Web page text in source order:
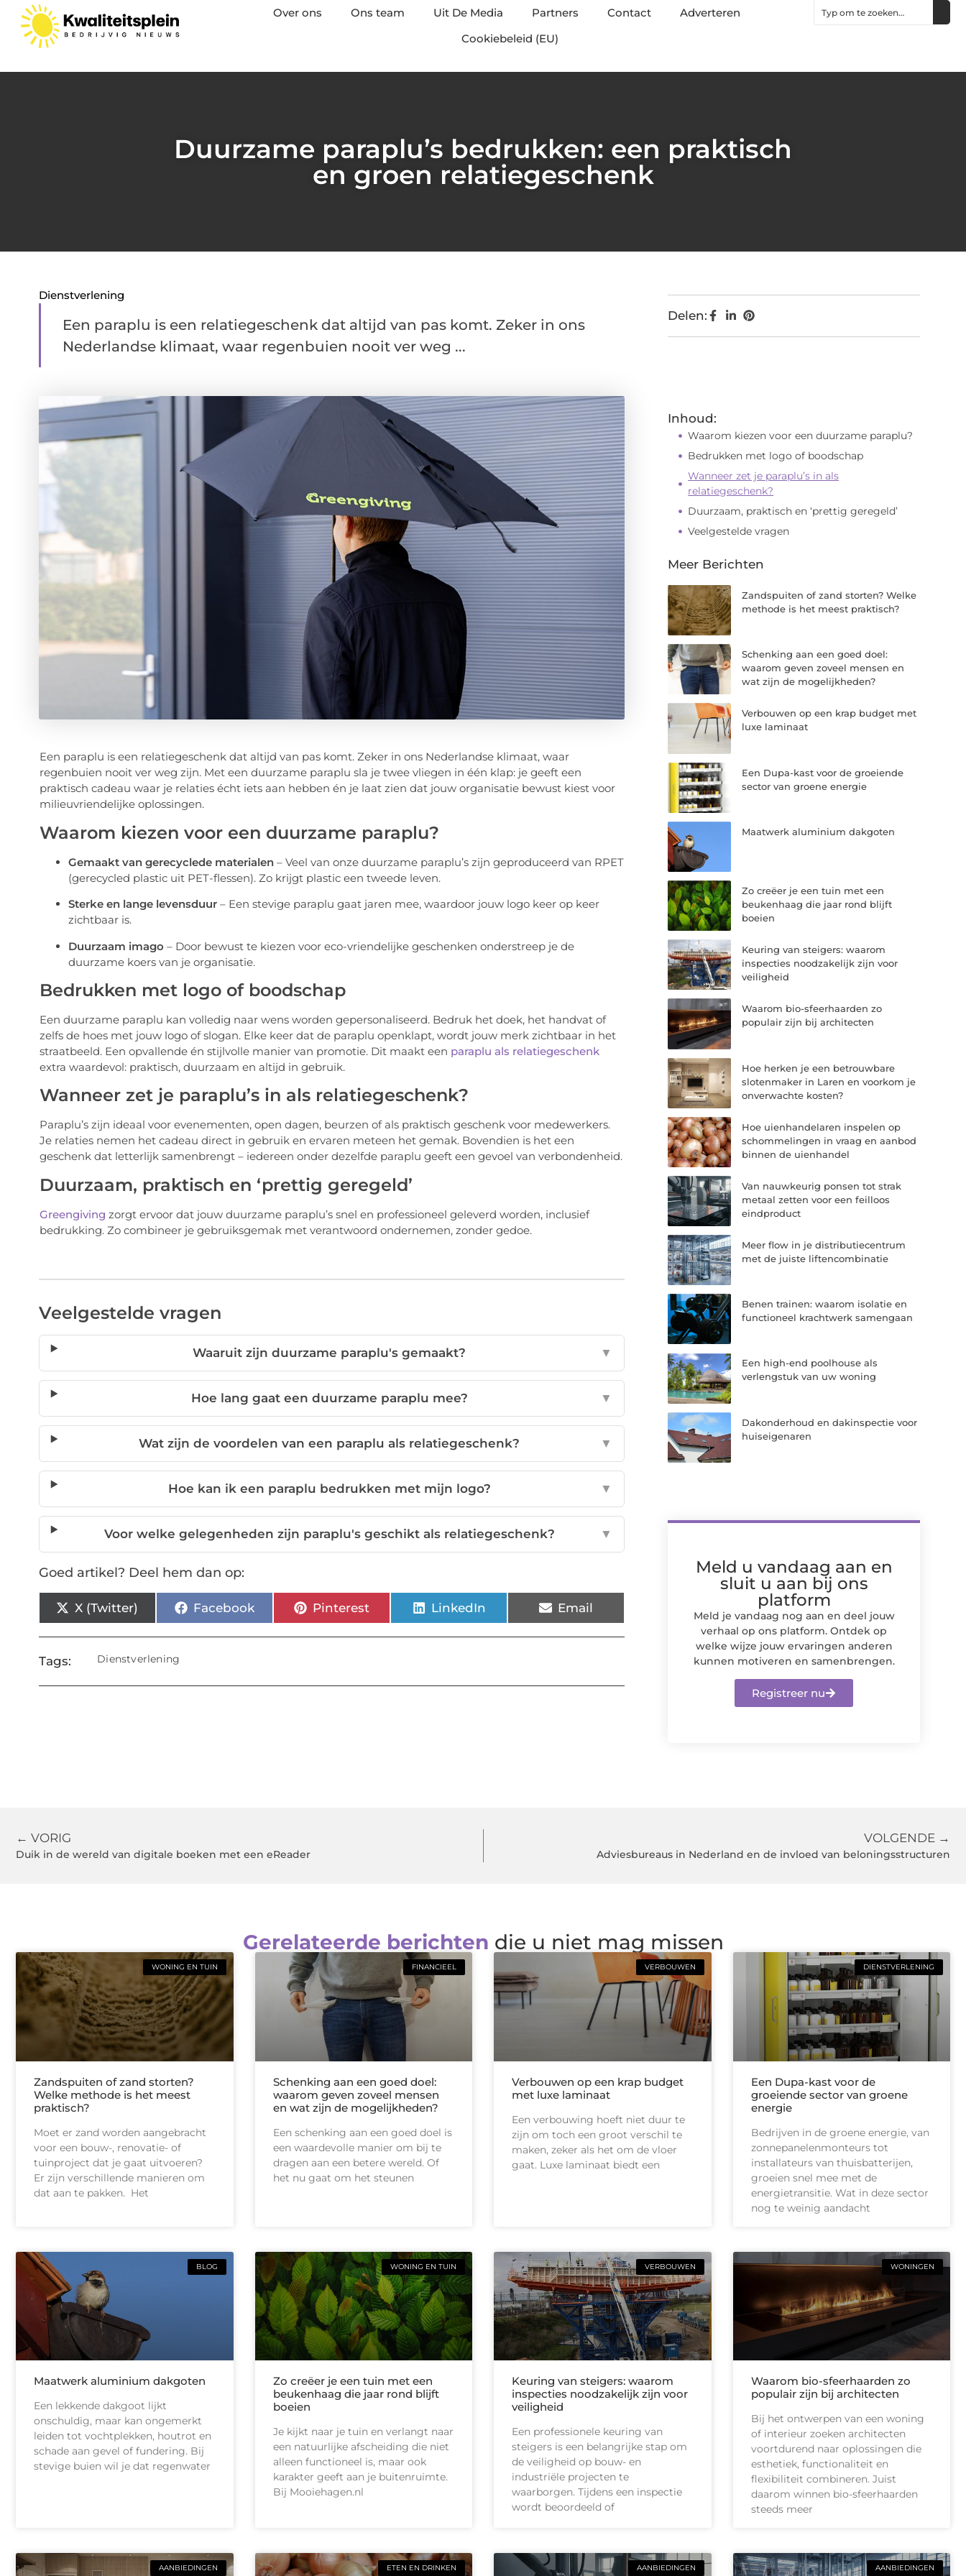
Over ons Ons team Uit De Media Partners Contact
Adverteren
Cookiebeleid (EU)
Duurzame paraplu’s bedrukken: een praktisch
en groen relatiegeschenk
Dienstverlening
Een paraplu is een relatiegeschenk dat altijd van pas komt. Zeker in ons
Nederlandse klimaat, waar regenbuien nooit ver weg ...
Een paraplu is een relatiegeschenk dat altijd van pas komt. Zeker in ons Nederlandse klimaat, waar
regenbuien nooit ver weg zijn. Met een duurzame paraplu sla je twee vliegen in één klap: je geeft een
praktisch cadeau waar je relaties écht iets aan hebben én je laat zien dat jouw organisatie bewust kiest voor
milieuvriendelijke oplossingen.
Waarom kiezen voor een duurzame paraplu?
Gemaakt van gerecyclede materialen– Veel van onze duurzame paraplu’s zijn geproduceerd van RPET
(gerecycled plastic uit PET-flessen). Zo krijgt plastic een tweede leven.
Sterke en lange levensduur– Een stevige paraplu gaat jaren mee, waardoor jouw logo keer op keer
zichtbaar is.
Duurzaam imago – Door bewust te kiezen voor eco-vriendelijke geschenken onderstreep je de
duurzame koers van je organisatie.
Bedrukken met logo of boodschap
Een duurzame paraplu kan volledig naar wens worden gepersonaliseerd. Bedruk het doek, het handvat of
zelfs de hoes met jouw logo of slogan. Elke keer dat de paraplu openklapt, wordt jouw merk zichtbaar in het
straatbeeld. Een opvallende én stijlvolle manier van promotie. Dit maakt een paraplu als relatiegeschenk
extra waardevol: praktisch, duurzaam en altijd in gebruik.
Wanneer zet je paraplu’s in als relatiegeschenk?
Paraplu’s zijn ideaal voor evenementen, open dagen, beurzen of als praktisch geschenk voor medewerkers.
Je relaties nemen het cadeau direct in gebruik en ervaren meteen het gemak. Bovendien is het een
geschenk dat letterlijk samenbrengt – iedereen onder dezelfde paraplu geeft een gevoel van verbondenheid.
Duurzaam, praktisch en ‘prettig geregeld’
Greengiving zorgt ervoor dat jouw duurzame paraplu’s snel en professioneel geleverd worden, inclusief
bedrukking. Zo combineer je gebruiksgemak met verantwoord ondernemen, zonder gedoe.
Veelgestelde vragen
Waaruit zijn duurzame paraplu's gemaakt? ▼
Hoe lang gaat een duurzame paraplu mee? ▼
Wat zijn de voordelen van een paraplu als relatiegeschenk? ▼
Hoe kan ik een paraplu bedrukken met mijn logo? ▼
Voor welke gelegenheden zijn paraplu's geschikt als relatiegeschenk? ▼
Goed artikel? Deel hem dan op:
X (Twitter) Facebook Pinterest LinkedIn Email
Tags: Dienstverlening
Delen:
Inhoud:
Waarom kiezen voor een duurzame paraplu?
Bedrukken met logo of boodschap
Wanneer zet je paraplu’s in als
relatiegeschenk?
Duurzaam, praktisch en ‘prettig geregeld’
Veelgestelde vragen
Meer Berichten
Zandspuiten of zand storten? Welke
methode is het meest praktisch?
Schenking aan een goed doel:
waarom geven zoveel mensen en
wat zijn de mogelijkheden?
Verbouwen op een krap budget met
luxe laminaat
Een Dupa-kast voor de groeiende
sector van groene energie
Maatwerk aluminium dakgoten
Zo creëer je een tuin met een
beukenhaag die jaar rond blijft
boeien
Keuring van steigers: waarom
inspecties noodzakelijk zijn voor
veiligheid
Waarom bio-sfeerhaarden zo
populair zijn bij architecten
Hoe herken je een betrouwbare
slotenmaker in Laren en voorkom je
onverwachte kosten?
Hoe uienhandelaren inspelen op
schommelingen in vraag en aanbod
binnen de uienhandel
Van nauwkeurig ponsen tot strak
metaal zetten voor een feilloos
eindproduct
Meer flow in je distributiecentrum
met de juiste liftencombinatie
Benen trainen: waarom isolatie en
functioneel krachtwerk samengaan
Een high-end poolhouse als
verlengstuk van uw woning
Dakonderhoud en dakinspectie voor
huiseigenaren
Meld u vandaag aan en
sluit u aan bij ons
platform
Meld je vandaag nog aan en deel jouw
verhaal op ons platform. Ontdek op
welke wijze jouw ervaringen anderen
kunnen motiveren en samenbrengen.
Registreer nu
← VORIG
Duik in de wereld van digitale boeken met een eReader
VOLGENDE →
Adviesbureaus in Nederland en de invloed van beloningsstructuren
Gerelateerde berichten die u niet mag missen
WONING EN TUIN
Zandspuiten of zand storten?
Welke methode is het meest
praktisch?
Moet er zand worden aangebracht
voor een bouw-, renovatie- of
tuinproject dat je gaat uitvoeren?
Er zijn verschillende manieren om
dat aan te pakken. Het
FINANCIEEL
Schenking aan een goed doel:
waarom geven zoveel mensen
en wat zijn de mogelijkheden?
Een schenking aan een goed doel is
een waardevolle manier om bij te
dragen aan een betere wereld. Of
het nu gaat om het steunen
VERBOUWEN
Verbouwen op een krap budget
met luxe laminaat
Een verbouwing hoeft niet duur te
zijn om toch een groot verschil te
maken, zeker als het om de vloer
gaat. Luxe laminaat biedt een
DIENSTVERLENING
Een Dupa-kast voor de
groeiende sector van groene
energie
Bedrijven in de groene energie, van
zonnepanelenmonteurs tot
installateurs van thuisbatterijen,
groeien snel mee met de
energietransitie. Wat in deze sector
nog te weinig aandacht
BLOG
Maatwerk aluminium dakgoten
Een lekkende dakgoot lijkt
onschuldig, maar kan ongemerkt
leiden tot vochtplekken, houtrot en
schade aan gevel of fundering. Bij
stevige buien wil je dat regenwater
WONING EN TUIN
Zo creëer je een tuin met een
beukenhaag die jaar rond blijft
boeien
Je kijkt naar je tuin en verlangt naar
een natuurlijke afscheiding die niet
alleen functioneel is, maar ook
karakter geeft aan je buitenruimte.
Bij Mooiehagen.nl
VERBOUWEN
Keuring van steigers: waarom
inspecties noodzakelijk zijn voor
veiligheid
Een professionele keuring van
steigers is een belangrijke stap om
de veiligheid op bouw- en
industriële projecten te
waarborgen. Tijdens een inspectie
wordt beoordeeld of
WONINGEN
Waarom bio-sfeerhaarden zo
populair zijn bij architecten
Bij het ontwerpen van een woning
of interieur zoeken architecten
voortdurend naar oplossingen die
esthetiek, functionaliteit en
flexibiliteit combineren. Juist
daarom winnen bio-sfeerhaarden
steeds meer
AANBIEDINGEN ETEN EN DRINKEN AANBIEDINGEN AANBIEDINGEN